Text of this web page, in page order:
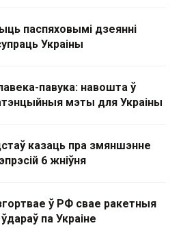
паспяховымі дзеянні
Украіны
павука: навошта ў
мэты для Украіны
казаць пра змяншэнне
6 жніўня
ў РФ свае ракетныя
па Украіне